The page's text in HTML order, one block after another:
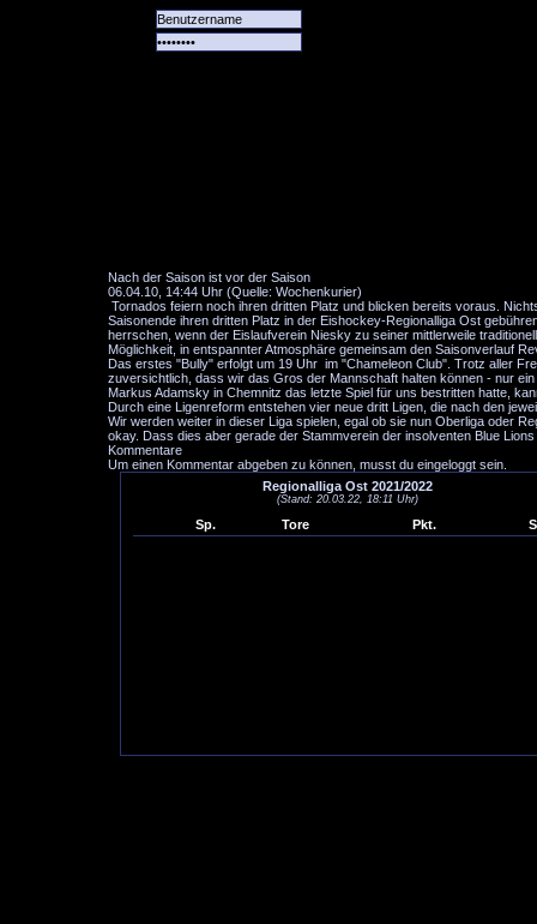
Nach der Saison ist vor der Saison
06.04.10, 14:44 Uhr (Quelle: Wochenkurier)
Tornados feiern noch ihren dritten Platz und blicken bereits voraus.
Saisonende ihren dritten Platz in der Eishockey-Regionalliga Ost
herrschen, wenn der Eislaufverein Niesky zu seiner mittlerweile
Möglichkeit, in entspannter Atmosphäre gemeinsam den Saisonverlauf
Das erstes "Bully" erfolgt um 19 Uhr im "Chameleon Club". Trotz aller
zuversichtlich, dass wir das Gros der Mannschaft halten können - nur
Markus Adamsky in Chemnitz das letzte Spiel für uns bestritten hatte,
Durch eine Ligenreform entstehen vier neue dritt Ligen, die nach den
Wir werden weiter in dieser Liga spielen, egal ob sie nun Oberliga oder
okay. Dass dies aber gerade der Stammverein der insolventen Blue
Kommentare
Um einen Kommentar abgeben zu können, musst du eingeloggt sein.
Regionalliga Ost 2021/2022
(Stand: 20.03.22, 18:11 Uhr)
Sp. Tore Pkt.